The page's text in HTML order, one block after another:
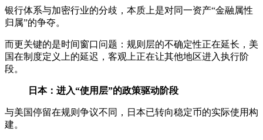
银行体系与加密行业的分歧，本质上是对同一资产“金融属性
归属”的争夺。
而更关键的是时间窗口问题：规则层的不确定性正在延长，美
国在制度定义上的延迟，客观上正在让其他地区进入执行阶
段。
日本：进入“使用层”的政策驱动阶段
与美国停留在规则争议不同，日本已转向稳定币的实际使用构
建。